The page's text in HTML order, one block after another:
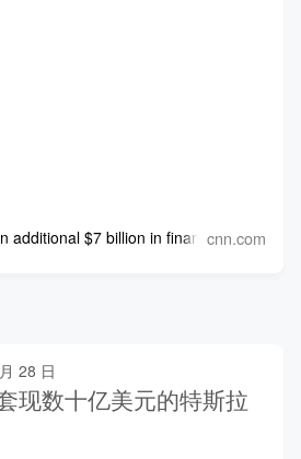
additional $7 billion in financing for
cnn.com
28 日
现数十亿美元的特斯拉